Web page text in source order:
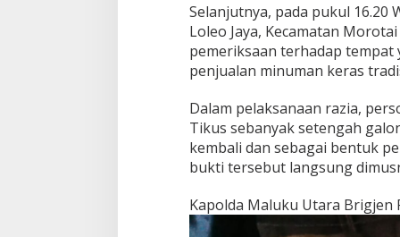
Selanjutnya, pada pukul 16.20
Loleo Jaya, Kecamatan
pemeriksaan terhadap tempat
penjualan minuman keras
Dalam pelaksanaan razia,
Tikus sebanyak setengah
kembali dan sebagai bentuk
bukti tersebut langsung
Kapolda Maluku Utara Brigjen